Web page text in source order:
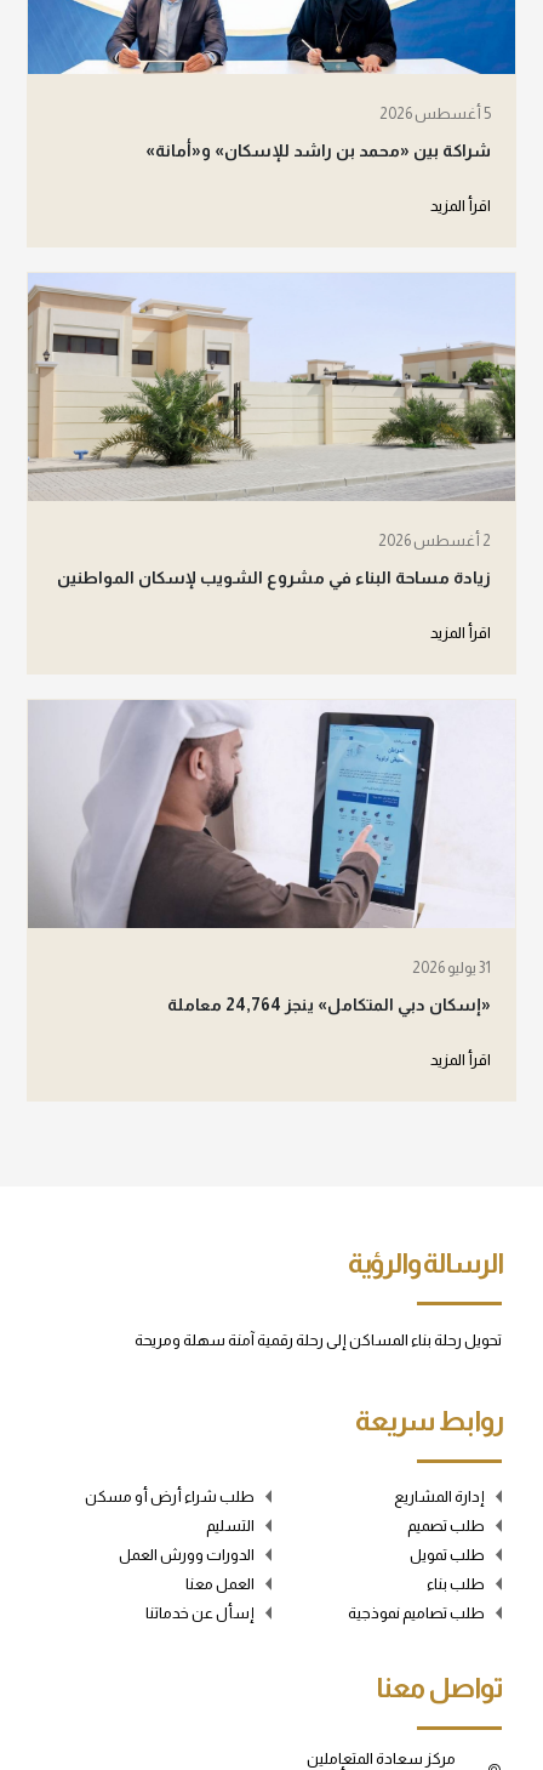
5 أغسطس 2026
شراكة بين «محمد بن راشد للإسكان» و«أمانة»
اقرأ المزيد
2 أغسطس 2026
زيادة مساحة البناء في مشروع الشويب لإسكان المواطنين
اقرأ المزيد
31 يوليو 2026
«إسكان دبي المتكامل» ينجز 24,764 معاملة
اقرأ المزيد
الرسالة والرؤية
تحويل رحلة بناء المساكن إلى رحلة رقمية آمنة سهلة ومريحة
روابط سريعة
إدارة المشاريع
طلب تصميم
طلب تمويل
طلب بناء
طلب تصاميم نموذجية
طلب شراء أرض أو مسكن
التسليم
الدورات وورش العمل
العمل معنا
إسأل عن خدماتنا
تواصل معنا
مركز سعادة المتعاملين